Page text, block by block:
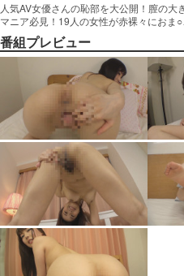
人気AV女優さんの恥部を大公開！膣の
マニア必見！19人の女性が赤裸々におま
番組プレビュー